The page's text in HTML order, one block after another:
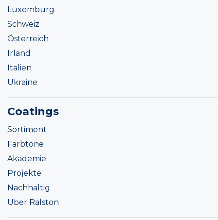
Luxemburg
Schweiz
Österreich
Irland
Italien
Ukraine
Coatings
Sortiment
Farbtöne
Akademie
Projekte
Nachhaltig
Über Ralston